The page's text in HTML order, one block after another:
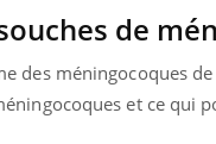
de
des méningocoques
et ce qui